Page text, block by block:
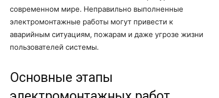
современном мире. Неправильно выполненные
электромонтажные работы могут привести к
аварийным ситуациям, пожарам и даже угрозе жизни
пользователей системы.
Основные этапы